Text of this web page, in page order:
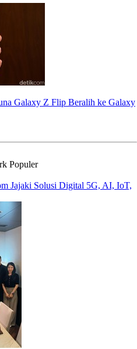
Galaxy Z Flip Beralih ke Galaxy
Populer
Jajaki Solusi Digital 5G, AI, IoT,